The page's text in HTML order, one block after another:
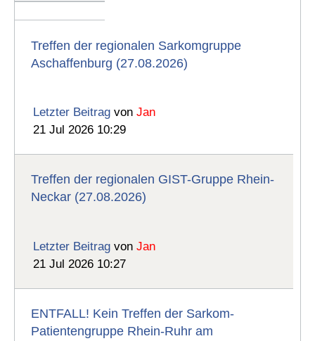
Treffen der regionalen Sarkomgruppe
Aschaffenburg (27.08.2026)
Letzter Beitrag vonJan
21 Jul 2026 10:29
Treffen der regionalen GIST-Gruppe Rhein-
Neckar (27.08.2026)
Letzter Beitrag vonJan
21 Jul 2026 10:27
ENTFALL! Kein Treffen der Sarkom-
Patientengruppe Rhein-Ruhr am